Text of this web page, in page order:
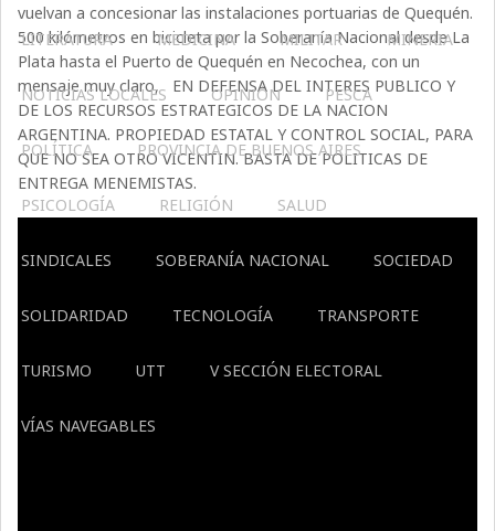
LITERATURA MEDICINA MILITAR MINERIA
NOTICIAS LOCALES OPINIÓN PESCA
POLÍTICA PROVINCIA DE BUENOS AIRES
PSICOLOGÍA RELIGIÓN SALUD
SINDICALES SOBERANÍA NACIONAL SOCIEDAD
SOLIDARIDAD TECNOLOGÍA TRANSPORTE
TURISMO UTT V SECCIÓN ELECTORAL
VÍAS NAVEGABLES
vuelvan a concesionar las instalaciones portuarias de Quequén.
500 kilómetros en bicicleta por la Soberanía Nacional desde La
Plata hasta el Puerto de Quequén en Necochea, con un
mensaje muy claro, EN DEFENSA DEL INTERES PUBLICO Y
DE LOS RECURSOS ESTRATEGICOS DE LA NACION
ARGENTINA. PROPIEDAD ESTATAL Y CONTROL SOCIAL, PARA
QUE NO SEA OTRO VICENTIN. BASTA DE POLITICAS DE
ENTREGA MENEMISTAS.